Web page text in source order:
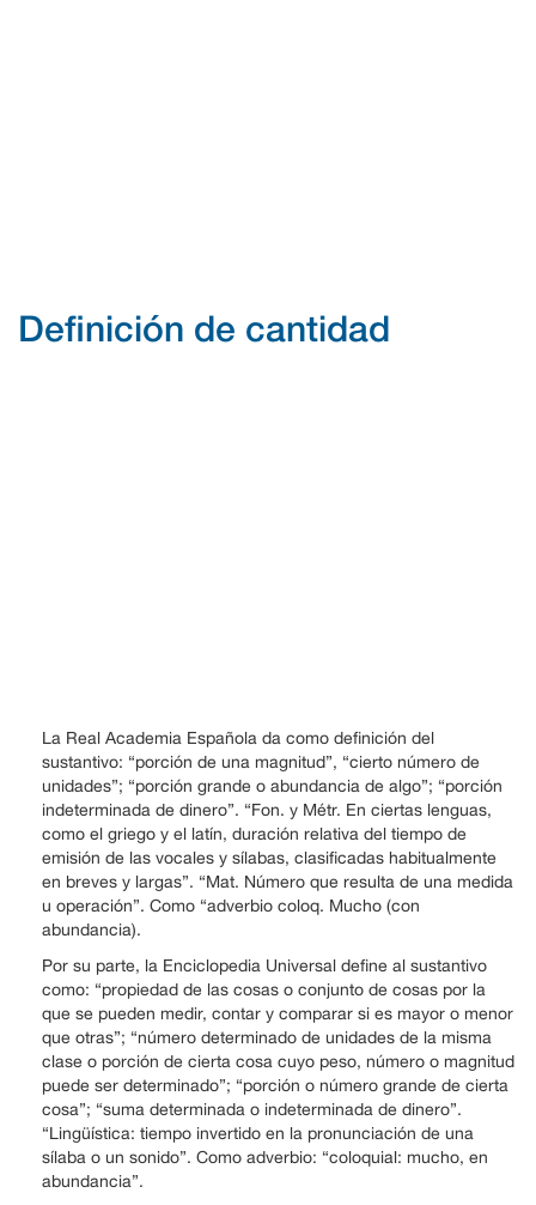
Definición de cantidad
La Real Academia Española da como definición del
sustantivo: “porción de una magnitud”, “cierto número de
unidades”; “porción grande o abundancia de algo”; “porción
indeterminada de dinero”. “Fon. y Métr. En ciertas lenguas,
como el griego y el latín, duración relativa del tiempo de
emisión de las vocales y sílabas, clasificadas habitualmente
en breves y largas”. “Mat. Número que resulta de una medida
u operación”. Como “adverbio coloq. Mucho (con
abundancia).
Por su parte, la Enciclopedia Universal define al sustantivo
como: “propiedad de las cosas o conjunto de cosas por la
que se pueden medir, contar y comparar si es mayor o menor
que otras”; “número determinado de unidades de la misma
clase o porción de cierta cosa cuyo peso, número o magnitud
puede ser determinado”; “porción o número grande de cierta
cosa”; “suma determinada o indeterminada de dinero”.
“Lingüística: tiempo invertido en la pronunciación de una
sílaba o un sonido”. Como adverbio: “coloquial: mucho, en
abundancia”.